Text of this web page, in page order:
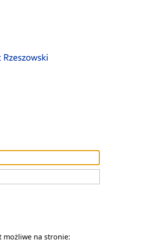
możliwe na stronie: